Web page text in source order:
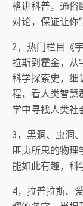
格讲科普，通俗
对论，保证让你
2，热门栏目《
拉斯到霍金，从
科学探索史，细
程，看人类智慧
学中寻找人类社
3，黑洞、虫洞
匪夷所思的物理
能如此有趣，科
4，拉普拉斯、